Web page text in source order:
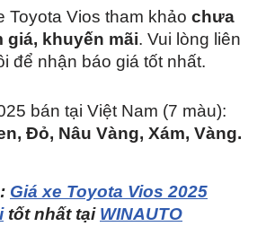
Toyota Vios tham khảo chưa
giá, khuyến mãi. Vui lòng liên
để nhận báo giá tốt nhất.
bán tại Việt Nam (7 màu):
Đỏ, Nâu Vàng, Xám, Vàng.
Giá xe Toyota Vios 2025
tốt nhất tại WINAUTO